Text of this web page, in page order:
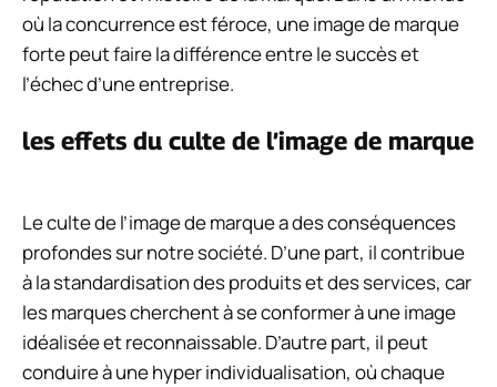
où la concurrence est féroce, une image de marque
forte peut faire la différence entre le succès et
l’échec d’une entreprise.
les effets du culte de l’image de marque
Le culte de l’image de marque a des conséquences
profondes sur notre société. D’une part, il contribue
à la standardisation des produits et des services, car
les marques cherchent à se conformer à une image
idéalisée et reconnaissable. D’autre part, il peut
conduire à une hyper individualisation, où chaque